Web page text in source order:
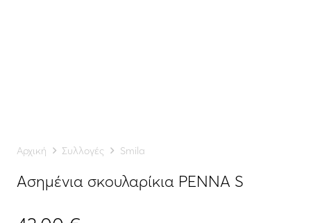
Αρχική Συλλογές Smila
Ασημένια σκουλαρίκια PENNA S